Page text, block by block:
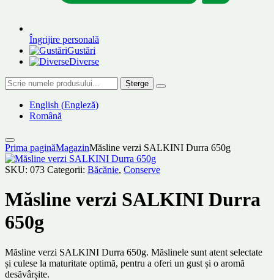
Îngrijire personală
Gustări
Diverse
Șterge
English (Engleză)
Română
Prima paginăMagazinMăsline verzi SALKINI Durra 650g
SKU: 073 Categorii: Băcănie, Conserve
Măsline verzi SALKINI Durra
650g
Măsline verzi SALKINI Durra 650g. Măslinele sunt atent selectate
și culese la maturitate optimă, pentru a oferi un gust și o aromă
desăvârșite.